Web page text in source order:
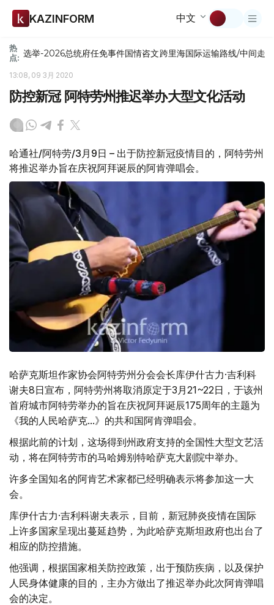
KAZINFORM 中文
热
点: 选举-2026总统府任免事件国情咨文跨里海国际运输路线/中间走廊
13:08, 09 3月 2020
防控新冠 阿特劳州推迟举办大型文化活动
哈通社/阿特劳/3月9日 – 出于防控新冠疫情目的，阿特劳州
将推迟举办旨在庆祝阿拜诞辰的阿肯弹唱会。
哈萨克斯坦作家协会阿特劳州分会会长库伊什古力·吉利科
谢夫8日宣布，阿特劳州将取消原定于3月21~22日，于该州
首府城市阿特劳举办的旨在庆祝阿拜诞辰175周年的主题为
《我的人民哈萨克...》的共和国阿肯弹唱会。
根据此前的计划，这场得到州政府支持的全国性大型文艺活
动，将在阿特劳市的马哈姆别特哈萨克大剧院中举办。
许多全国知名的阿肯艺术家都已经明确表示将参加这一大
会。
库伊什古力·吉利科谢夫表示，目前，新冠肺炎疫情在国际
上许多国家呈现出蔓延趋势，为此哈萨克斯坦政府也出台了
相应的防控措施。
他强调，根据国家相关防控政策，出于预防疾病，以及保护
人民身体健康的目的，主办方做出了推迟举办此次阿肯弹唱
会的决定。